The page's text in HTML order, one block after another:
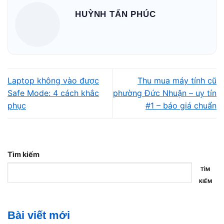
Cách 1: Khởi động lại File Explorer
HUỲNH TẤN PHÚC
Laptop không vào được
Safe Mode: 4 cách khắc
phục
Thu mua máy tính cũ
phường Đức Nhuận – uy tín
#1 – báo giá chuẩn
Tìm kiếm
TÌM
KIẾM
Bài viết mới